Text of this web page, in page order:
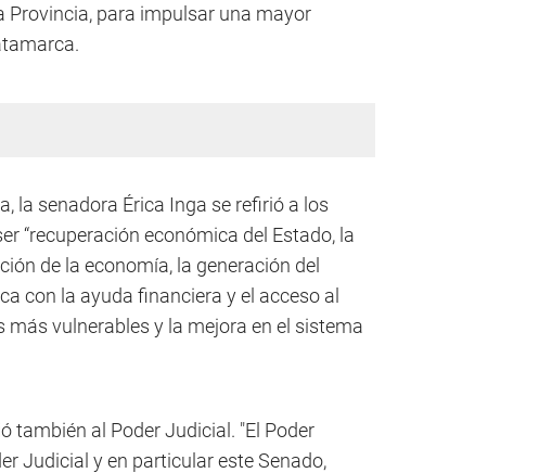
Provincia, para impulsar una mayor
la senadora Érica Inga se refirió a los
“recuperación económica del Estado, la
de la economía, la generación del
con la ayuda financiera y el acceso al
vulnerables y la mejora en el sistema
también al Poder Judicial. "El Poder
Judicial y en particular este Senado,